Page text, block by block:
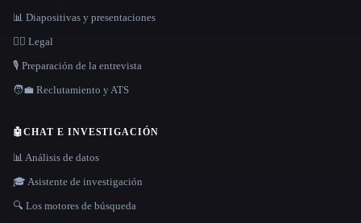
📊 Diapositivas y presentaciones
👩‍⚖️ Legal
🎙️ Preparación de la entrevista
🧑‍💼 Reclutamiento y ATS
🤖CHAT E INVESTIGACIÓN
📊 Análisis de datos
🎓 Asistente de investigación
🔍 Los motores de búsqueda